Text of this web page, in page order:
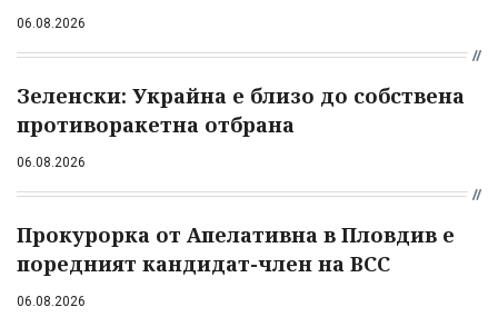
06.08.2026
Зеленски: Украйна е близо до собствена
противоракетна отбрана
06.08.2026
Прокурорка от Апелативна в Пловдив е
поредният кандидат-член на ВСС
06.08.2026